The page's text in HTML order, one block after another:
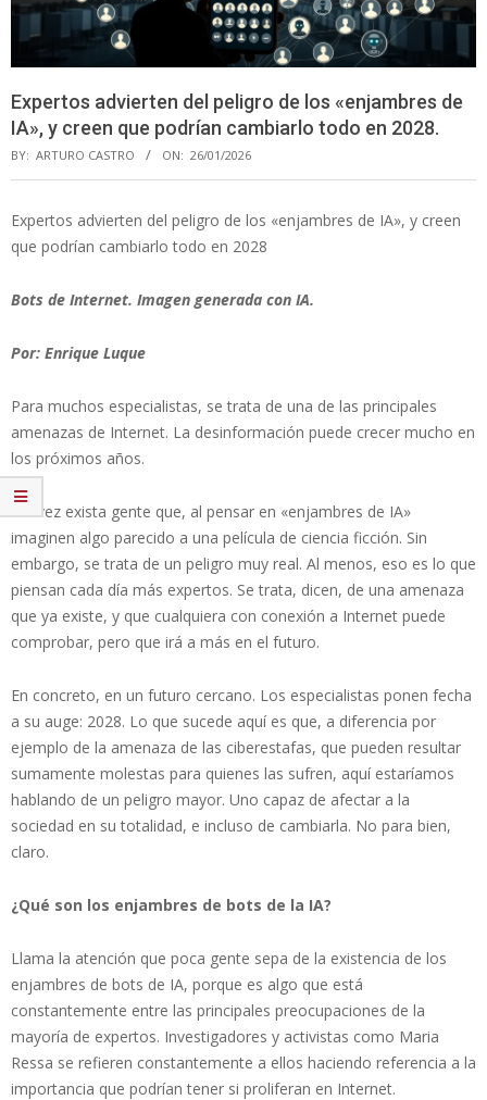
Expertos advierten del peligro de los «enjambres de
IA», y creen que podrían cambiarlo todo en 2028.
BY: ARTURO CASTRO ON: 26/01/2026
Expertos advierten del peligro de los «enjambres de IA», y creen
que podrían cambiarlo todo en 2028
Bots de Internet. Imagen generada con IA.
Por: Enrique Luque
Para muchos especialistas, se trata de una de las principales
amenazas de Internet. La desinformación puede crecer mucho en
los próximos años.
Tal vez exista gente que, al pensar en «enjambres de IA»
imaginen algo parecido a una película de ciencia ficción. Sin
embargo, se trata de un peligro muy real. Al menos, eso es lo que
piensan cada día más expertos. Se trata, dicen, de una amenaza
que ya existe, y que cualquiera con conexión a Internet puede
comprobar, pero que irá a más en el futuro.
En concreto, en un futuro cercano. Los especialistas ponen fecha
a su auge: 2028. Lo que sucede aquí es que, a diferencia por
ejemplo de la amenaza de las ciberestafas, que pueden resultar
sumamente molestas para quienes las sufren, aquí estaríamos
hablando de un peligro mayor. Uno capaz de afectar a la
sociedad en su totalidad, e incluso de cambiarla. No para bien,
claro.
¿Qué son los enjambres de bots de la IA?
Llama la atención que poca gente sepa de la existencia de los
enjambres de bots de IA, porque es algo que está
constantemente entre las principales preocupaciones de la
mayoría de expertos. Investigadores y activistas como Maria
Ressa se refieren constantemente a ellos haciendo referencia a la
importancia que podrían tener si proliferan en Internet.